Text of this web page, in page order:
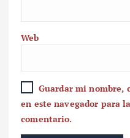
Web
Guardar mi nombre,
en este navegador para
comentario.